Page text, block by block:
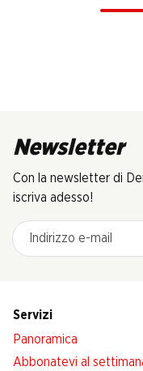
Newsletter
Con la newsletter di
iscriva adesso!
Indirizzo e-mail
Servizi
Panoramica
Abbonatevi al